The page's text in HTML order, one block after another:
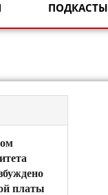
ПОДКАСТЫ
платы